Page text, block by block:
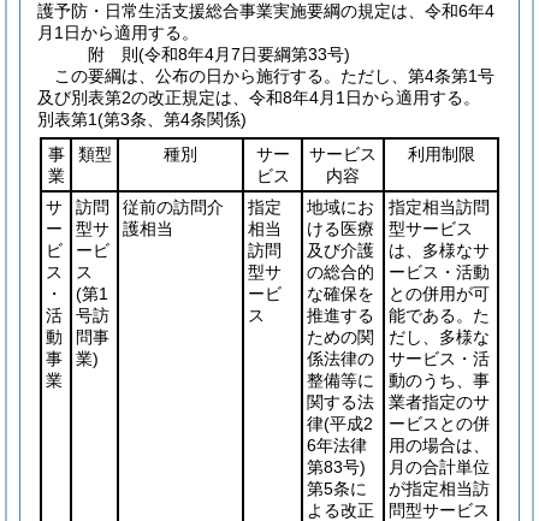
護予防・日常生活支援総合事業実施要綱の規定は、令和6年4
月1日から適用する。
附 則(令和8年4月7日要綱第33号)
この要綱は、公布の日から施行する。 ただし、第4条第1号
及び別表第2の改正規定は、令和8年4月1日から適用する。
別表第1(第3条、第4条関係)
事
業
類型 種別
サー
ビス
サービス
内容
利用制限
サ
ー
ビ
ス
・
活
動
事
業
訪問
型サ
ービ
ス
(第1
号訪
問事
業)
従前の訪問介
護相当
指定
相当
訪問
型サ
ービ
ス
地域にお
ける医療
及び介護
の総合的
な確保を
推進する
ための関
係法律の
整備等に
関する法
律(平成2
6年法律
第83号)
第5条に
よる改正
指定相当訪問
型サービス
は、多様なサ
ービス・活動
との併用が可
能である。た
だし、多様な
サービス・活
動のうち、事
業者指定のサ
ービスとの併
用の場合は、
月の合計単位
が指定相当訪
問型サービス